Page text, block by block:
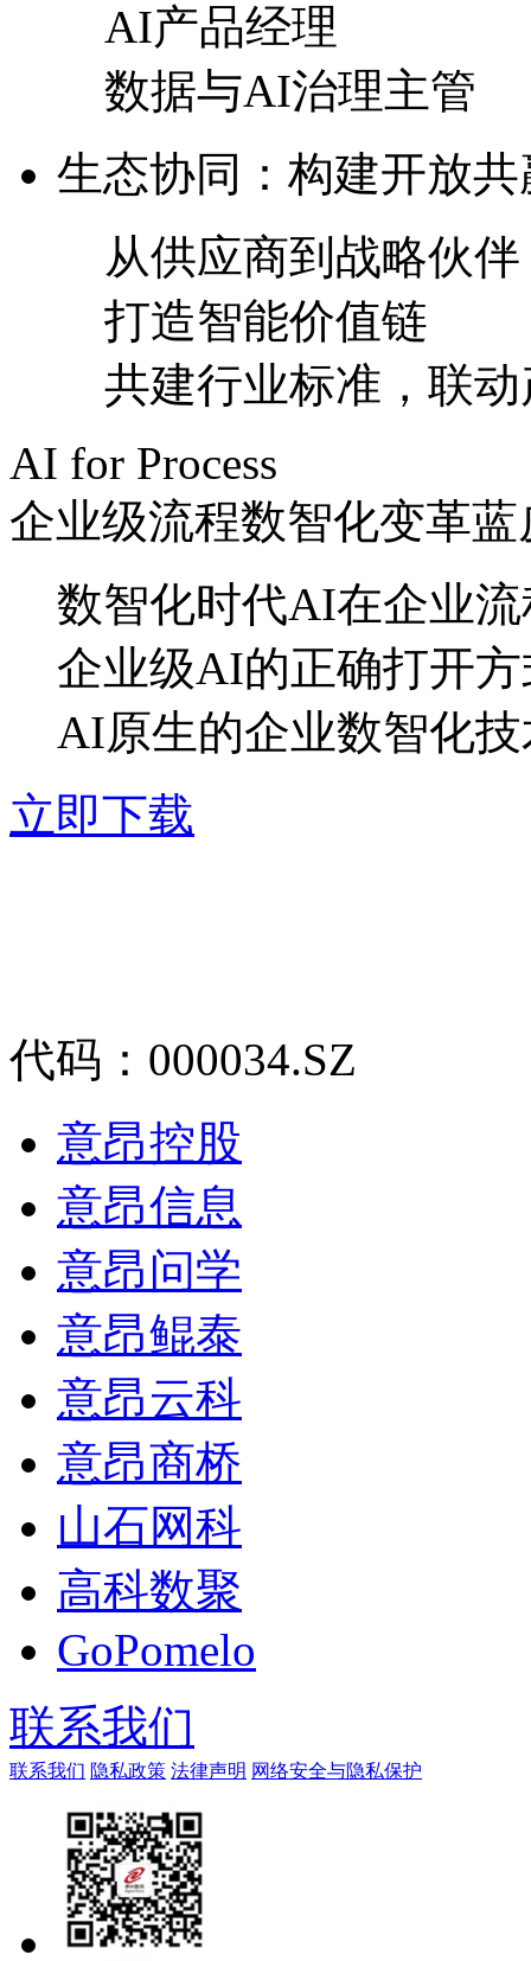
AI产品经理
数据与AI治理主管
生态协同：构建开放
从供应商到战略伙伴
打造智能价值链
共建行业标准，联
AI for Process
企业级流程数智化变革蓝
数智化时代AI在企业
企业级AI的正确打开
AI原生的企业数智化
立即下载
代码：000034.SZ
意昂控股
意昂信息
意昂问学
意昂鲲泰
意昂云科
意昂商桥
山石网科
高科数聚
GoPomelo
联系我们
联系我们 隐私政策 法律声明 网络安全与隐私保护